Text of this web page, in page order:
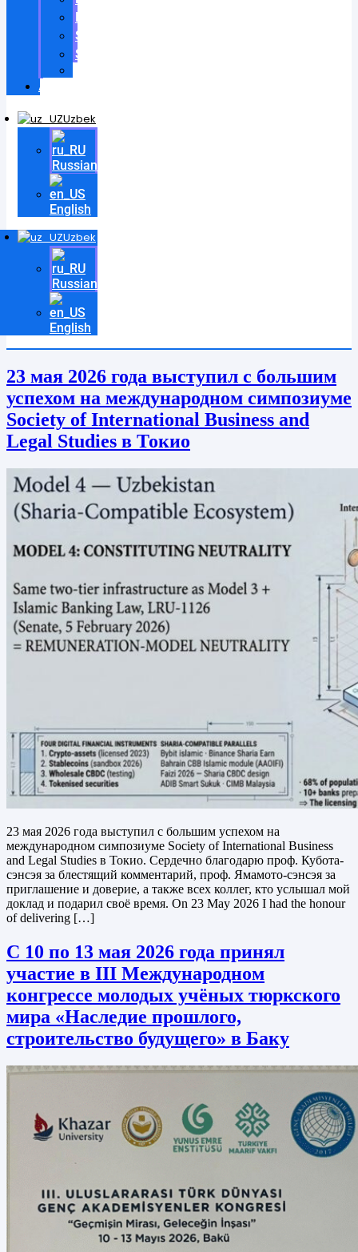
Patentlar
Sertifikatlar
Shartnomalar
Aloqa
Uzbek
Russian
English
Uzbek
Russian
English
23 мая 2026 года выступил с большим
успехом на международном симпозиуме
Society of International Business and
Legal Studies в Токио
23 мая 2026 года выступил с большим успехом на
международном симпозиуме Society of International Business
and Legal Studies в Токио. Сердечно благодарю проф. Кубота-
сэнсэя за блестящий комментарий, проф. Ямамото-сэнсэя за
приглашение и доверие, а также всех коллег, кто услышал мой
доклад и подарил своё время. On 23 May 2026 I had the honour
of delivering […]
С 10 по 13 мая 2026 года принял
участие в III Международном
конгрессе молодых учёных тюркского
мира «Наследие прошлого,
строительство будущего» в Баку